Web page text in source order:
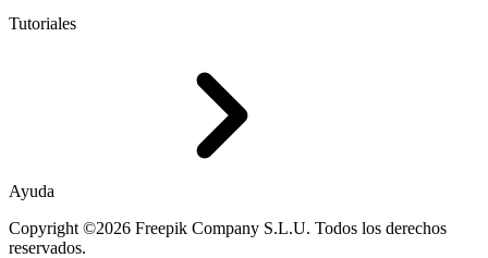
Tutoriales
Ayuda
Copyright ©2026 Freepik Company S.L.U. Todos los derechos
reservados.